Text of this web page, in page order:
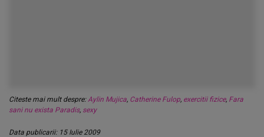
Citeste mai mult despre:Aylin Mujica, Catherine Fulop, exercitii fizice, Fara
sani nu exista Paradis, sexy
Data publicarii: 15 Iulie 2009